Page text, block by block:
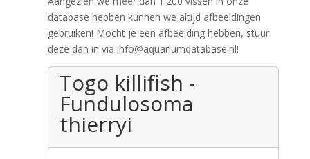
database hebben kunnen we altijd afbeeldingen
gebruiken! Mocht je een afbeelding hebben, stuur
deze dan in via info@aquariumdatabase.nl!
Togo killifish -
Fundulosoma
thierryi